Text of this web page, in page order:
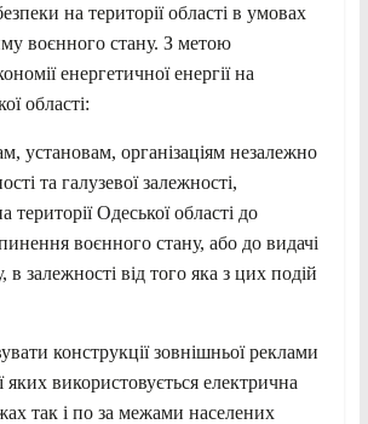
на території області в умовах
воєнного стану. З метою
енергетичної енергії на
області:
установам, організаціям незалежно
та галузевої залежності,
Одеської області до
воєнного стану, або до видачі
в залежності від того яка з цих подій
конструкції зовнішньої реклами
яких використовується електрична
так і по за межами населених